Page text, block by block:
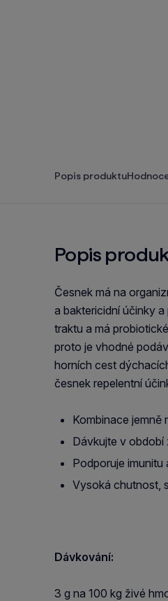
Popis produktu
Popis
Česnek má na
a baktericidní účinky
traktu a má
proto je vhodné
horních cest
česnek repelentní
Kombinace jemně
Dávkujte v
Podporuje imunitu
Vysoká chutnost,
Dávkování:
3 g na 100 kg živé